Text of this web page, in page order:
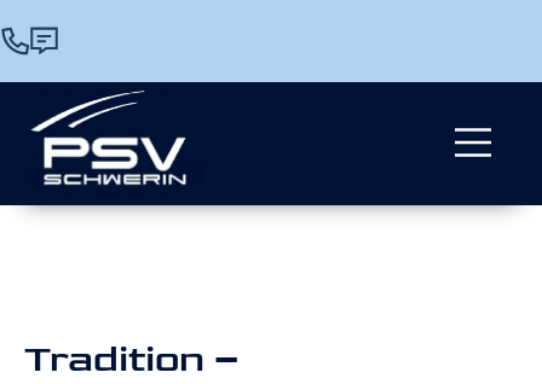
Tradition –